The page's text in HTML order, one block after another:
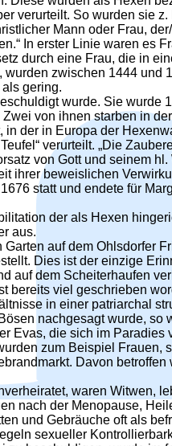
verurteilt. So wurden sie
Mann oder Frau,
In erster Linie waren es
durch eine Frau, die in
zwischen 1444
gering.
wurde. Sie wurde
von ihnen starben in
der in Europa der
verurteilt. „Die
von Gott und seinem
ihrer beweislichen
statt und endete für
der als Hexen
aus.
auf dem Ohlsdorfer
Dies ist der einzige
auf dem Scheiterhaufen
bereits viel geschrieben
in einer patriarchal
nachgesagt wurde,
Evas, die sich im
zum Beispiel
Davon
waren Witwen,
nach der Menopause,
und Gebräuche oft als
sexueller